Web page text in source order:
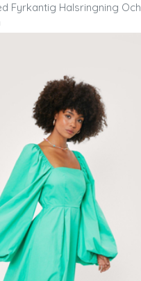
Fyrkantig Halsringning Och